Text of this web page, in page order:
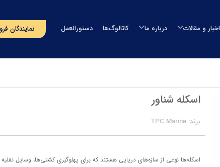
وان
اخبار و مقالات
مسؤولیت‌های اجتماعی
درباره ما
کاتالوگ‌ها دستورالعمل نمایندگان
اسکله شناور
برند: TPC Marine
اسکله‌ها نوعی از سازه‌های دریایی هستند که برای پهلوگیری کشتی‌ها، وسایل